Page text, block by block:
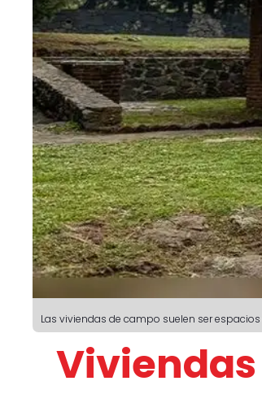
Las viviendas de campo suelen ser